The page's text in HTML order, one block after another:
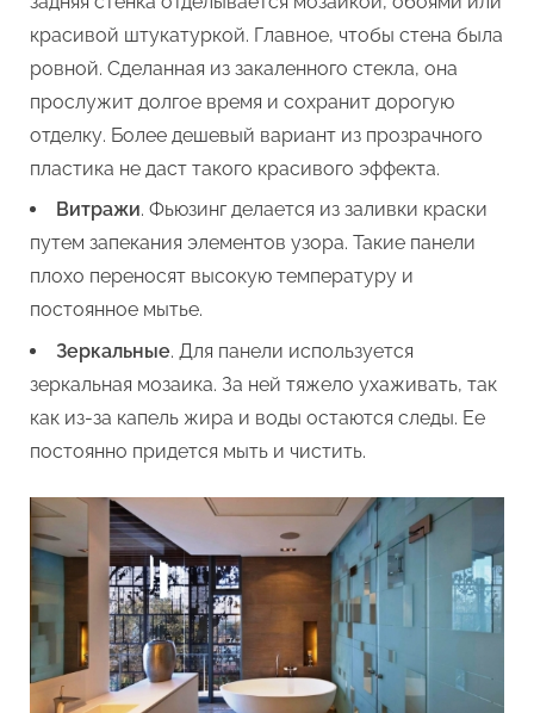
красивой штукатуркой. Главное, чтобы стена была
ровной. Сделанная из закаленного стекла, она
прослужит долгое время и сохранит дорогую
отделку. Более дешевый вариант из прозрачного
пластика не даст такого красивого эффекта.
Витражи. Фьюзинг делается из заливки краски
путем запекания элементов узора. Такие панели
плохо переносят высокую температуру и
постоянное мытье.
Зеркальные. Для панели используется
зеркальная мозаика. За ней тяжело ухаживать, так
как из-за капель жира и воды остаются следы. Ее
постоянно придется мыть и чистить.